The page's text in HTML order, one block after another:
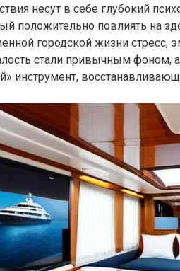
несут в себе глубокий
положительно повлиять на
городской жизни стресс,
стали привычным фоном,
инструмент,